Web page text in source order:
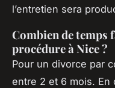
l’entretien sera
Combien de
procédure à Nice ?
Pour un divorce par
entre 2 et 6 mois. En